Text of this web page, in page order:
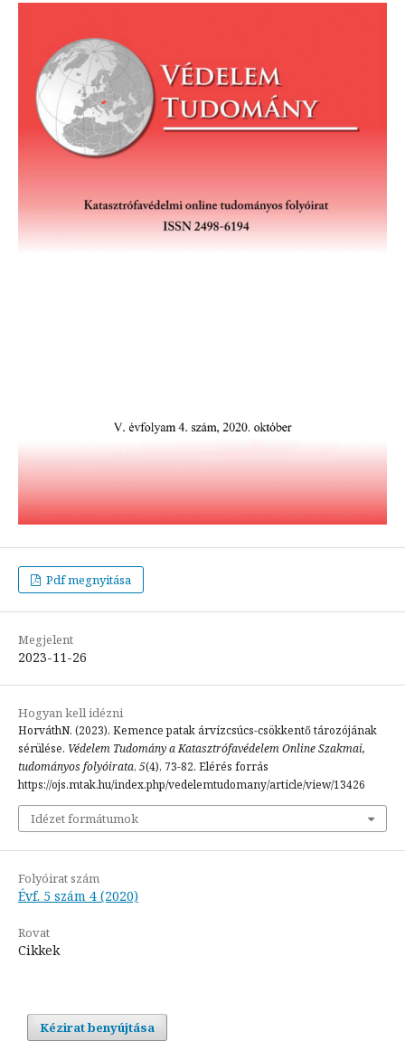
Pdf megnyitása
Megjelent
2023-11-26
Hogyan kell idézni
HorváthN. (2023). Kemence patak árvízcsúcs-csökkentő tározójának
sérülése. Védelem Tudomány a Katasztrófavédelem Online Szakmai,
tudományos folyóirata, 5(4), 73-82. Elérés forrás
https://ojs.mtak.hu/index.php/vedelemtudomany/article/view/13426
Idézet formátumok
Folyóirat szám
Évf. 5 szám 4 (2020)
Rovat
Cikkek
Kézirat benyújtása